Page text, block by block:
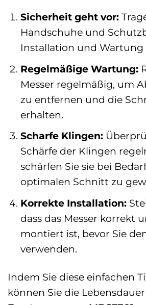
Sicherheit geht vor:
Handschuhe und
Installation und Wartung
Regelmäßige Wartung:
Messer regelmäßig, um
zu entfernen und die
erhalten.
Scharfe Klingen:
Schärfe der Klingen
schärfen Sie sie bei
optimalen Schnitt zu
Korrekte Installation:
dass das Messer korrekt
montiert ist, bevor Sie
verwenden.
Indem Sie diese einfachen
können Sie die